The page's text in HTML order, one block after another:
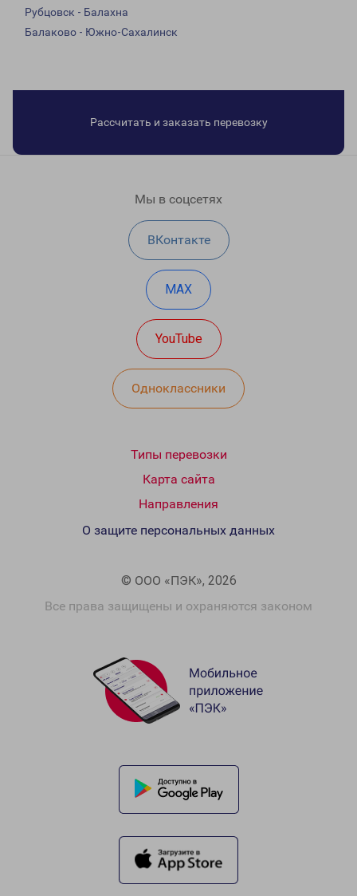
Рубцовск - Балахна
Балаково - Южно-Сахалинск
Рассчитать и заказать перевозку
Мы в соцсетях
ВКонтакте
MAX
YouTube
Одноклассники
Типы перевозки
Карта сайта
Направления
© ООО «ПЭК», 2026
Все права защищены и охраняются законом
О защите персональных данных